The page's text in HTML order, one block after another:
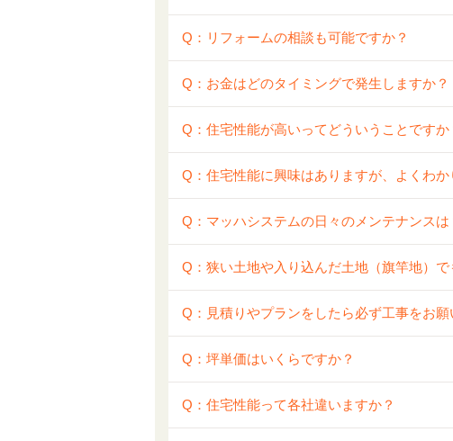
Q：リフォームの相談も可能ですか？
Q：お金はどのタイミングで発生しますか？
Q：住宅性能が高いってどういうことですか
Q：住宅性能に興味はありますが、よくわか
Q：マッハシステムの日々のメンテナンスは
Q：狭い土地や入り込んだ土地（旗竿地）
Q：見積りやプランをしたら必ず工事をお
Q：坪単価はいくらですか？
Q：住宅性能って各社違いますか？